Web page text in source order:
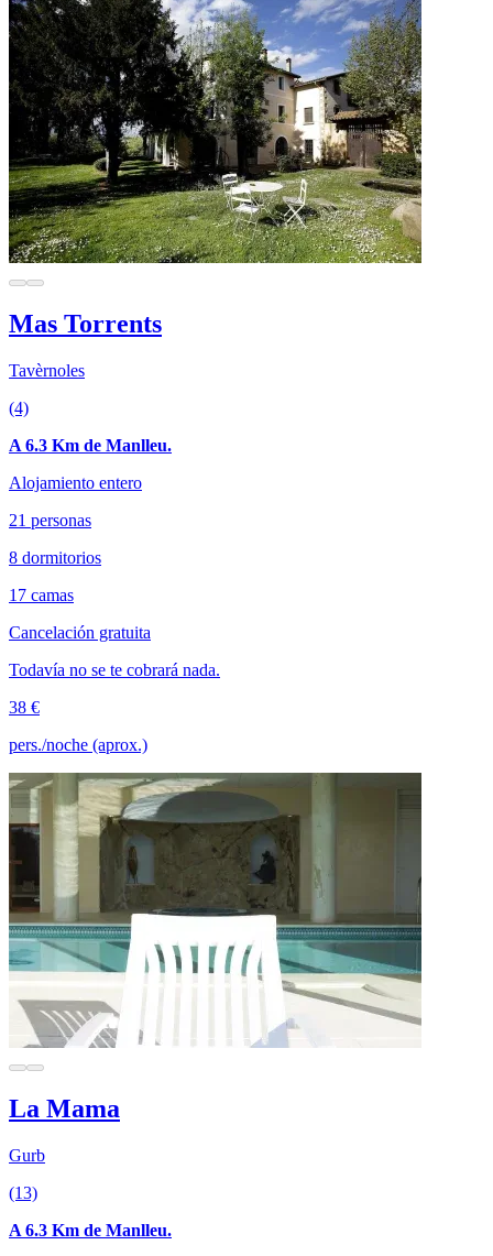
Mas Torrents
Tavèrnoles
(4)
A 6.3 Km de Manlleu.
Alojamiento entero
21 personas
8 dormitorios
17 camas
Cancelación gratuita
Todavía no se te cobrará nada.
38 €
pers./noche (aprox.)
La Mama
Gurb
(13)
A 6.3 Km de Manlleu.